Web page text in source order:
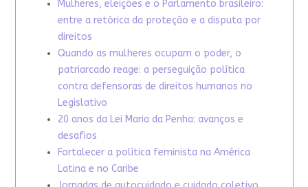
Mulheres, eleições e o Parlamento brasileiro:
entre a retórica da proteção e a disputa por
direitos
Quando as mulheres ocupam o poder, o
patriarcado reage: a perseguição política
contra defensoras de direitos humanos no
Legislativo
20 anos da Lei Maria da Penha: avanços e
desafios
Fortalecer a política feminista na América
Latina e no Caribe